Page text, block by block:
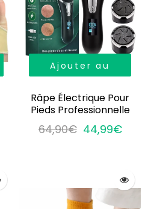
Ajouter au
Râpe Électrique Pour
Pieds Professionnelle
64,90€ 44,99€